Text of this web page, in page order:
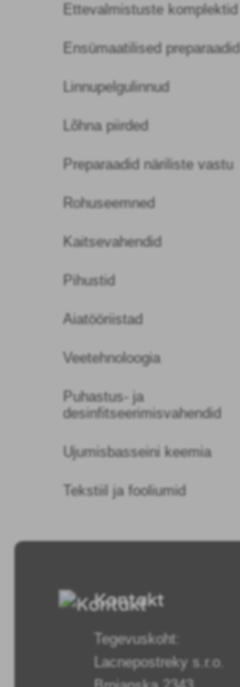
Ettevalmistuste komplektid
Ensümaatilised preparaadid
Linnupelgulinnud
Lõhna piirded
Preparaadid näriliste vastu
Rohuseemned
Kaitsevahendid
Pihustid
Aiatööriistad
Veetehnoloogia
Puhastus- ja
desinfitseerimisvahendid
Ujumisbasseini keemia
Tekstiil ja fooliumid
Kontakt
Tegevuskoht:
Lacnepostreky s.r.o.